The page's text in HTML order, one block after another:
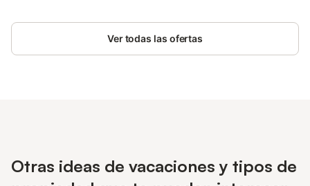
Ver todas las ofertas
Otras ideas de vacaciones y tipos de